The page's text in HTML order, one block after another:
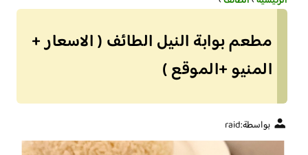
مطعم بوابة النيل الطائف ( الاسعار +
المنيو +الموقع )
بواسطة:raid